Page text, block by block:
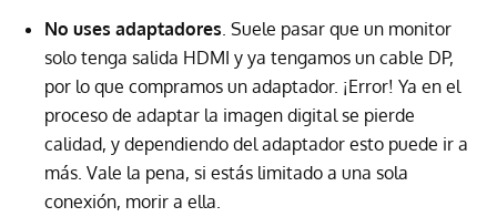
No uses adaptadores. Suele pasar que un monitor
solo tenga salida HDMI y ya tengamos un cable DP,
por lo que compramos un adaptador. ¡Error! Ya en el
proceso de adaptar la imagen digital se pierde
calidad, y dependiendo del adaptador esto puede ir a
más. Vale la pena, si estás limitado a una sola
conexión, morir a ella.